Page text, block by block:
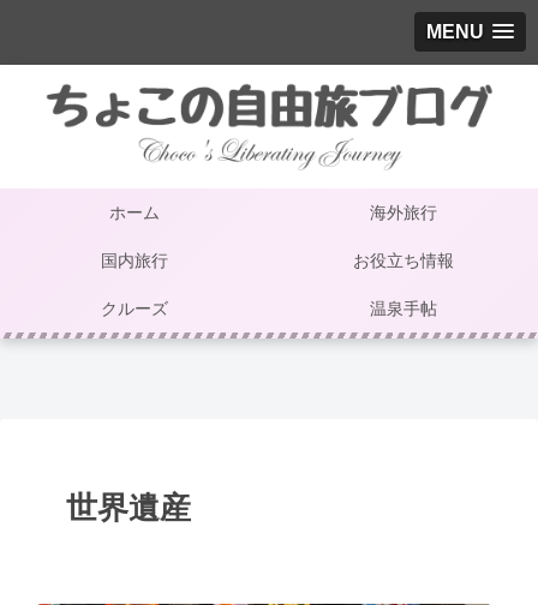
MENU
ホーム 海外旅行
国内旅行 お役立ち情報
クルーズ 温泉手帖
世界遺産